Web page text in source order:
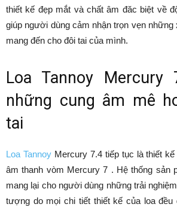
thiết kế đẹp mắt và chất âm đăc biệt về
giúp người dùng cảm nhận trọn vẹn
mang đến cho đôi tai của mình.
Loa Tannoy
những cung âm mê
tai
Loa TannoyMercury 7.4 tiếp tục là thiết kế
âm thanh vòm Mercury 7 . Hệ thống sản
mang lại cho người dùng những trải
tượng do mọi chi tiết thiết kế của loa